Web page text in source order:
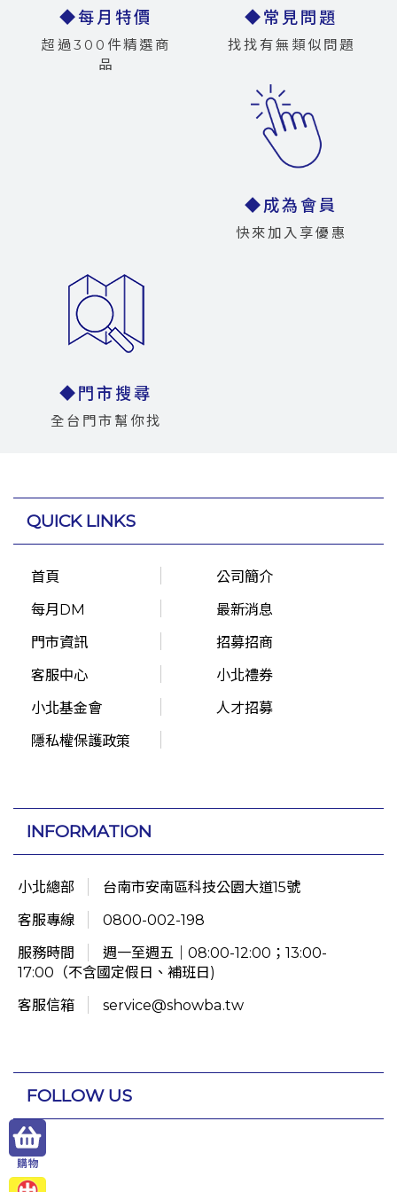
◆每月特價
超過300件精選商
品
◆常見問題
找找有無類似問題
◆成為會員
快來加入享優惠
◆門市搜尋
全台門市幫你找
QUICK LINKS
首頁
公司簡介
每月DM
最新消息
門市資訊
招募招商
客服中心
小北禮券
小北基金會
人才招募
隱私權保護政策
INFORMATION
小北總部
台南市安南區科技公園大道15號
客服專線
0800-002-198
服務時間
週一至週五｜08:00-12:00；13:00-
17:00（不含國定假日、補班日)
客服信箱
service@showba.tw
FOLLOW US